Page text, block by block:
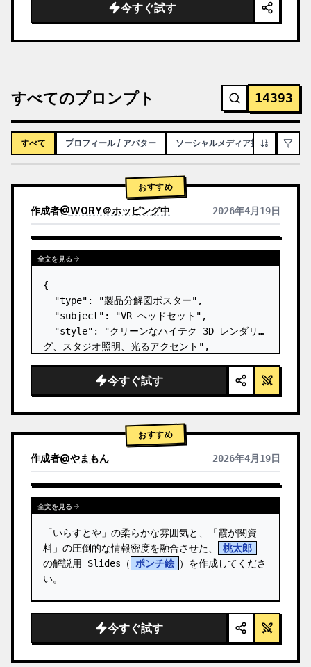
今すぐ試す
すべてのプロンプト 14393
すべて プロフィール / アバター ソーシャルメディア投稿 イン
おすすめ
作成者@WORY＠ホッピング中 2026年4月19日
全文を見る
{
  "type": "製品分解図ポスター",
  "subject": "VR ヘッドセット",
  "style": "クリーンなハイテク 3D レンダリン
グ、スタジオ照明、光るアクセント",
のグラデーション ",
  "header": {
name\" default=\"…
今すぐ試す
おすすめ
作成者@やまもん 2026年4月19日
他のモデルの結果を表示
全文を見る
「いらすとや」の柔らかな雰囲気と、「霞が関資
料」の圧倒的な情報密度を融合させた、
桃太郎
の解説用 Slides（
ポンチ絵 ）を作成してくださ
い。
今すぐ試す